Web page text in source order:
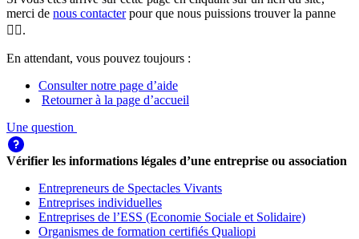
merci de nous contacterpour que nous puissions trouver la panne
🕵️‍♀️.
En attendant, vous pouvez toujours :
Consulter notre page d’aide
Retourner à la page d’accueil
Une question
Vérifier les informations légales d’une entreprise ou association
Entrepreneurs de Spectacles Vivants
Entreprises individuelles
Entreprises de l’ESS (Economie Sociale et Solidaire)
Organismes de formation certifiés Qualiopi